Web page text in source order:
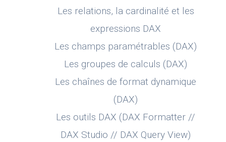
Les relations, la cardinalité et les
expressions DAX
Les champs paramétrables (DAX)
Les groupes de calculs (DAX)
Les chaînes de format dynamique
(DAX)
Les outils DAX (DAX Formatter //
DAX Studio // DAX Query View)